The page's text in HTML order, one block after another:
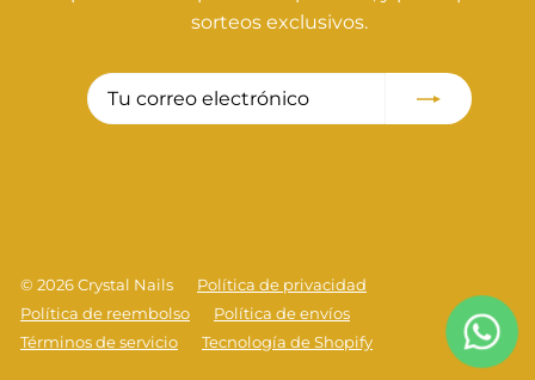
sorteos exclusivos.
Tu
Suscribir
© 2026 Crystal Nails
Política de privacidad
Política de reembolso
Política de envíos
Términos de servicio
Tecnología de Shopify